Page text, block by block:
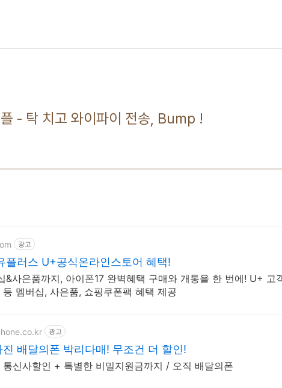
- 탁 치고 와이파이 전송, Bump !
광고
플러스 U+공식온라인스토어 혜택!
&사은품까지, 아이폰17 완벽혜택 구매와 개통을 한 번에! U+ 고
멤버십, 사은품, 쇼핑쿠폰팩 혜택 제공
광고
배달의폰 박리다매! 무조건 더 할인!
신사할인 + 특별한 비밀지원금까지 / 오직 배달의폰